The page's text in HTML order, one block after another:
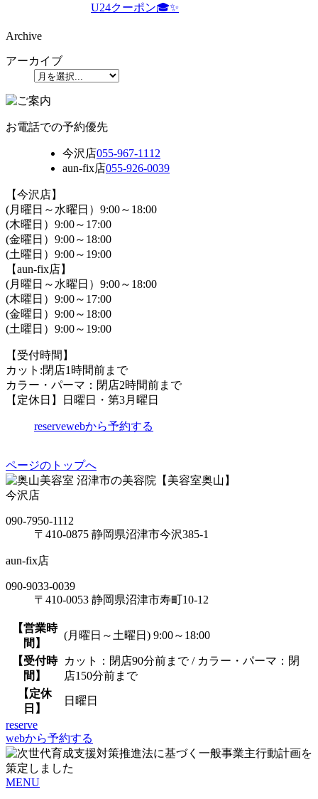
U24クーポン🎓✨
Archive
アーカイブ
お電話での予約優先
今沢店055-967-1112
aun-fix店055-926-0039
【今沢店】
(月曜日～水曜日）9:00～18:00
(木曜日）9:00～17:00
(金曜日）9:00～18:00
(土曜日）9:00～19:00
【aun-fix店】
(月曜日～水曜日）9:00～18:00
(木曜日）9:00～17:00
(金曜日）9:00～18:00
(土曜日）9:00～19:00
【受付時間】
カット:閉店1時間前まで
カラー・パーマ：閉店2時間前まで
【定休日】日曜日・第3月曜日
reservewebから予約する
ページのトップへ
沼津市の美容院【美容室奥山】
今沢店
090-7950-1112
〒410-0875 静岡県沼津市今沢385-1
aun-fix店
090-9033-0039
〒410-0053 静岡県沼津市寿町10-12
【営業時
間】
(月曜日～土曜日) 9:00～18:00
【受付時
間】
カット：閉店90分前まで / カラー・パーマ：閉
店150分前まで
【定休
日】
日曜日
reserve
webから予約する
MENU